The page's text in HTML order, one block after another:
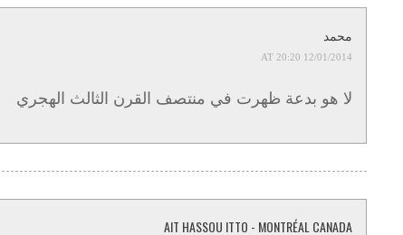
محمد
12/01/2014 AT 20:20
لا هو بدعة ظهرت في منتصف القرن الثالث الهجري
AIT HASSOU ITTO - MONTRÉAL CANADA